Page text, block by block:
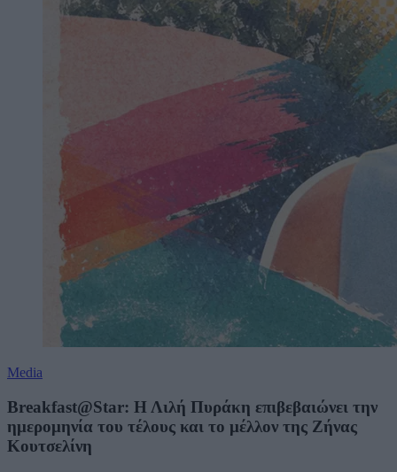
Media
Breakfast@Star: Η Λιλή Πυράκη επιβεβαιώνει την
ημερομηνία του τέλους και το μέλλον της Ζήνας
Κουτσελίνη